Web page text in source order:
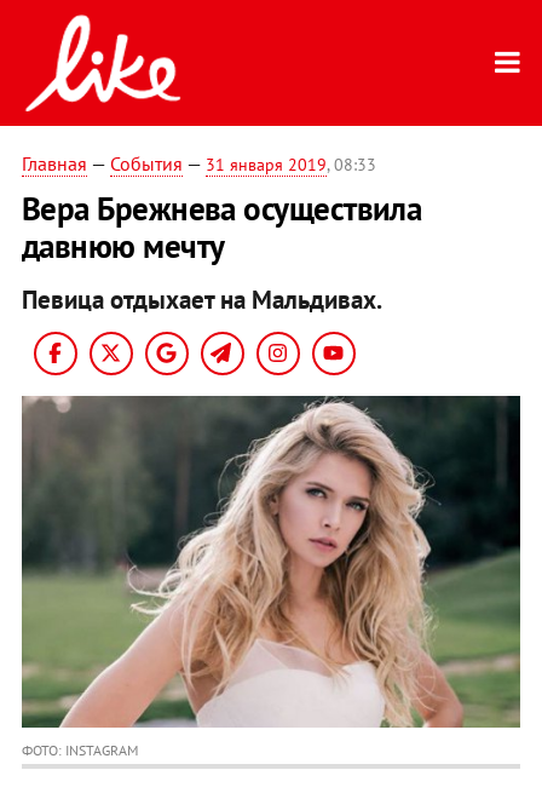
Главная — События — 31 января 2019, 08:33
Вера Брежнева осуществила
давнюю мечту
Певица отдыхает на Мальдивах.
ФОТО: INSTAGRAM